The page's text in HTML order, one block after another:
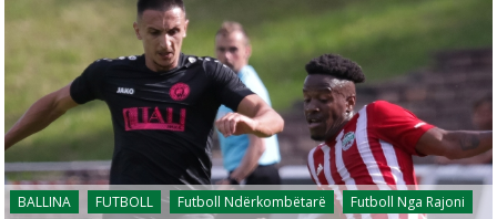
BALLINA FUTBOLL Futboll Ndërkombëtarë
Futboll Nga Rajoni